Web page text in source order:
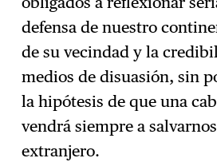
defensa de nuestro
de su vecindad y la
medios de disuasión, sin
la hipótesis de que una
vendrá siempre a
extranjero.